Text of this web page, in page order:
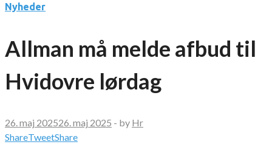
efter:
Nyheder
Allman må melde afbud til
Hvidovre lørdag
26. maj 202526. maj 2025 - by Hr
ShareTweetShare